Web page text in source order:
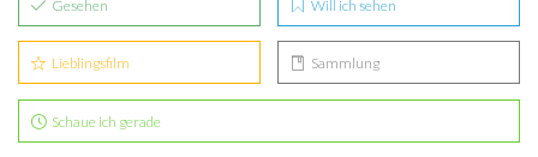
Gesehen Will ich sehen
Lieblingsfilm Sammlung
Schaue ich gerade